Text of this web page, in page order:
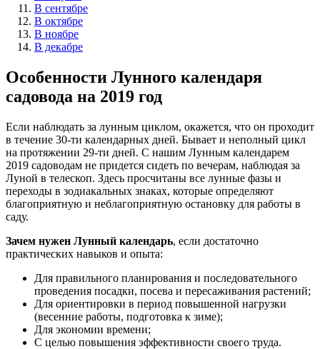
В сентябре
В октябре
В ноябре
В декабре
Особенности Лунного календаря
садовода на 2019 год
Если наблюдать за лунным циклом, окажется, что он проходит
в течение 30-ти календарных дней. Бывает и неполный цикл
на протяжении 29-ти дней. С нашим Лунным календарем
2019 садоводам не придется сидеть по вечерам, наблюдая за
Луной в телескоп. Здесь просчитаны все лунные фазы и
переходы в зодиакальных знаках, которые определяют
благоприятную и неблагоприятную остановку для работы в
саду.
Зачем нужен Лунный календарь, если достаточно
практических навыков и опыта:
Для правильного планирования и последовательного
проведения посадки, посева и пересаживания растений;
Для ориентировки в период повышенной нагрузки
(весенние работы, подготовка к зиме);
Для экономии времени;
С целью повышения эффективности своего труда.